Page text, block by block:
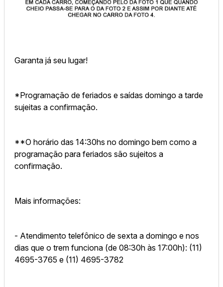
Garanta já seu lugar!
*Programação de feriados e saídas domingo a tarde
sujeitas a confirmação.
**O horário das 14:30hs no domingo bem como a
programação para feriados são sujeitos a
confirmação.
Mais informações:
- Atendimento telefônico de sexta a domingo e nos
dias que o trem funciona (de 08:30h às 17:00h): (11)
4695-3765 e (11) 4695-3782